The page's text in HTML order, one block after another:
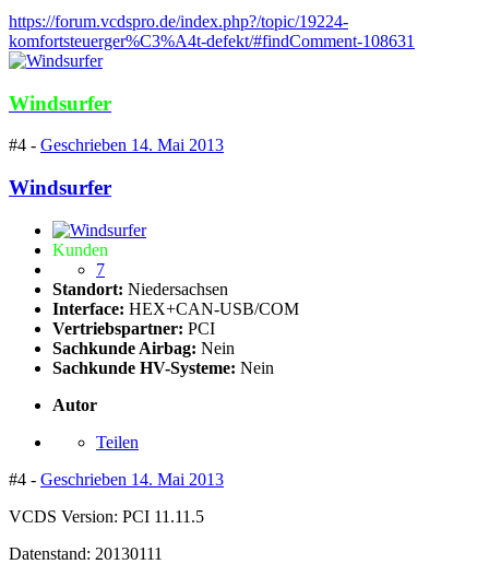
https://forum.vcdspro.de/index.php?/topic/19224-
komfortsteuerger%C3%A4t-defekt/#findComment-108631
Windsurfer
#4 - Geschrieben 14. Mai 2013
Windsurfer
Kunden
7
Standort: Niedersachsen
Interface: HEX+CAN-USB/COM
Vertriebspartner: PCI
Sachkunde Airbag: Nein
Sachkunde HV-Systeme: Nein
Autor
Teilen
#4 - Geschrieben 14. Mai 2013
VCDS Version: PCI 11.11.5
Datenstand: 20130111